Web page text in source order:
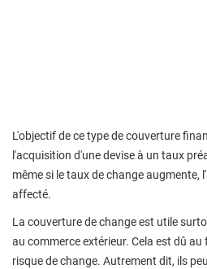
L'objectif de ce type de couverture
l'acquisition d'une devise à un taux
même si le taux de change augmente,
affecté.
La couverture de change est utile
au commerce extérieur. Cela est dû
risque de change. Autrement dit, ils